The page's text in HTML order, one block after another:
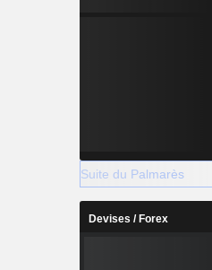
Suite du Palmarès
Devises / Forex